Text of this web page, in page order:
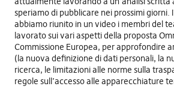
speriamo di pubblicare nei prossimi giorni.
abbiamo riunito in un video i membri del
lavorato sui vari aspetti della proposta
Commissione Europea, per approfondire
(la nuova definizione di dati personali, la
ricerca, le limitazioni alle norme sulla
regole sull’accesso alle apparecchiature